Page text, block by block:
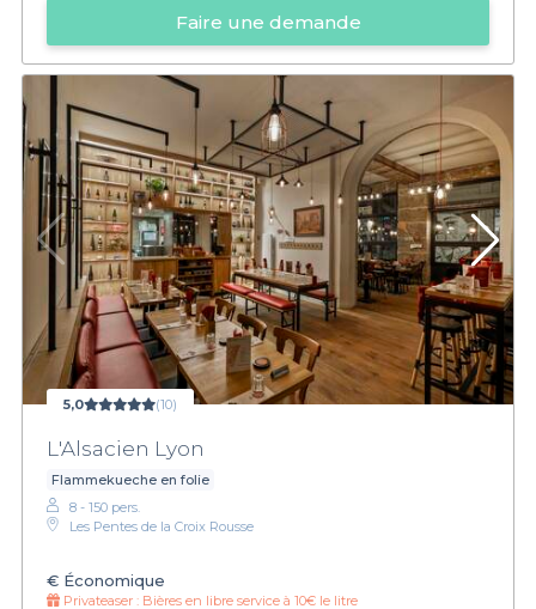
Faire une demande
5,0 (10)
L'Alsacien Lyon
Flammekueche en folie
8 - 150 pers.
Les Pentes de la Croix Rousse
€ Économique
Privateaser : Bières en libre service à 10€ le litre